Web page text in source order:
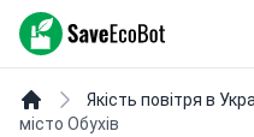
SaveEcoBot
Якість повітря в
місто Обухів